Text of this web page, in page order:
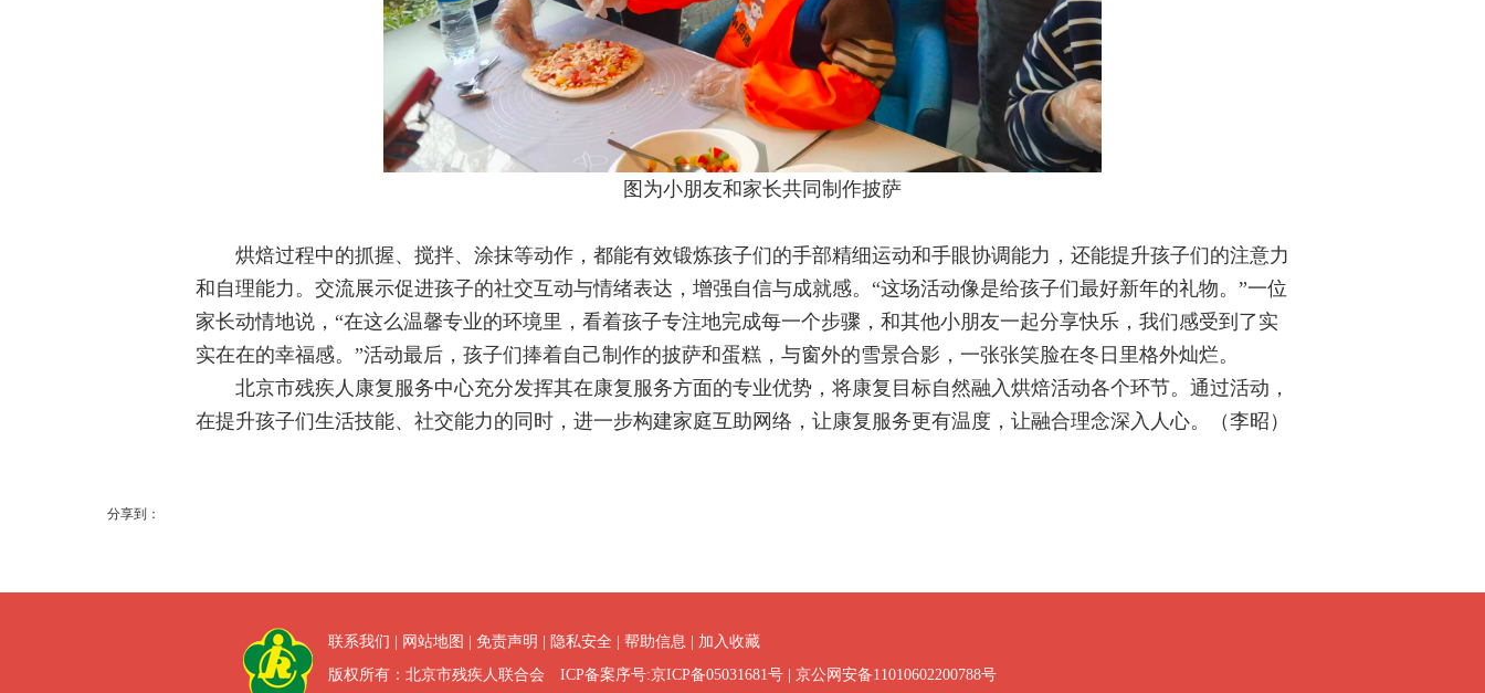
图为小朋友和家长共同制作披萨
烘焙过程中的抓握、搅拌、涂抹等动作，都能有效锻炼孩子们的手部精细运动和手眼协调能力，还能提升孩子们的注意力
和自理能力。交流展示促进孩子的社交互动与情绪表达，增强自信与成就感。“这场活动像是给孩子们最好新年的礼物。”一位
家长动情地说，“在这么温馨专业的环境里，看着孩子专注地完成每一个步骤，和其他小朋友一起分享快乐，我们感受到了实
实在在的幸福感。”活动最后，孩子们捧着自己制作的披萨和蛋糕，与窗外的雪景合影，一张张笑脸在冬日里格外灿烂。
北京市残疾人康复服务中心充分发挥其在康复服务方面的专业优势，将康复目标自然融入烘焙活动各个环节。通过活动，
在提升孩子们生活技能、社交能力的同时，进一步构建家庭互助网络，让康复服务更有温度，让融合理念深入人心。（李昭 ）
分享到：
联系我们 网站地图 免责声明 隐私安全 帮助信息
加入收藏
版权所有：北京市残疾人联合会 ICP备案序号:京ICP备05031681号 | 京公网安备11010602200788号